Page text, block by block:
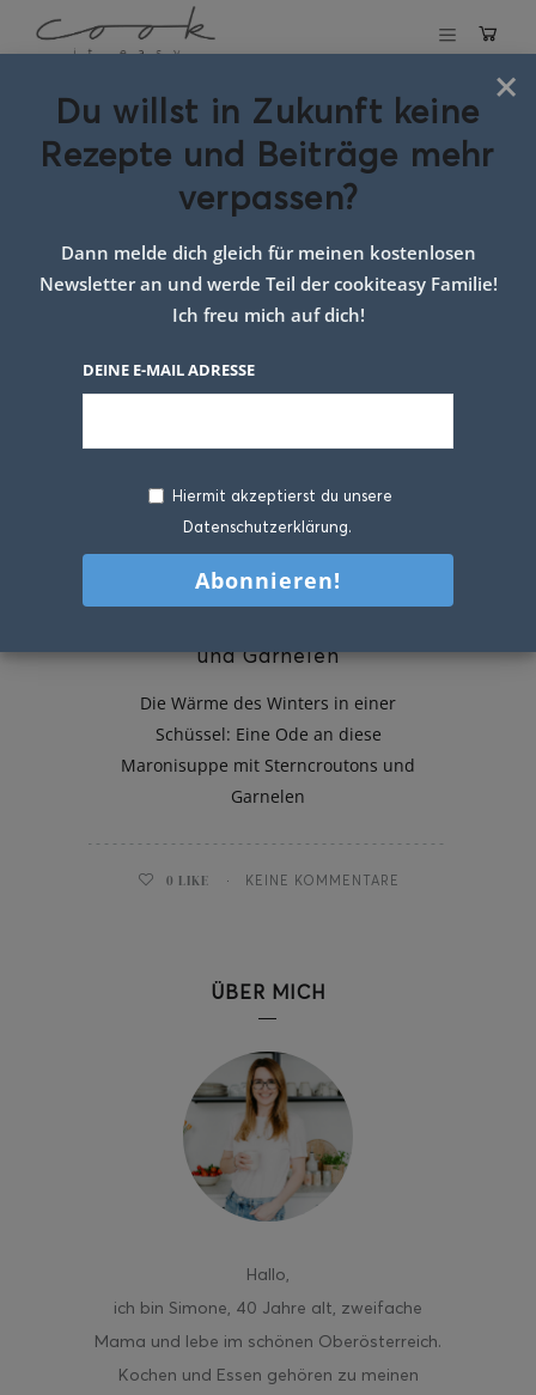
Schlagwort:
Suppe Rezept
Weihnachten
und Garnelen
Die Wärme des Winters in einer
Schüssel: Eine Ode an diese
Maronisuppe mit Sterncroutons und
Garnelen
0 LIKE KEINE KOMMENTARE
ÜBER MICH
Hallo,
ich bin Simone, 40 Jahre alt, zweifache
Mama und lebe im schönen Oberösterreich.
Kochen und Essen gehören zu meinen
×
Du willst in Zukunft keine
Rezepte und Beiträge mehr
verpassen?
Dann melde dich gleich für meinen kostenlosen
Newsletter an und werde Teil der cookiteasy Familie!
Ich freu mich auf dich!
DEINE E-MAIL ADRESSE
Hiermit akzeptierst du unsere
Datenschutzerklärung.